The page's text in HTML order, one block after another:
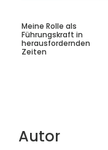
Meine Rolle als
Führungskraft in
herausfordernden
Zeiten
Autor